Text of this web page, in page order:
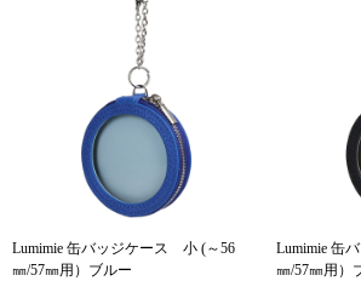
Lumimie 缶バッジケース 小 (～56
㎜/57㎜用）ブルー
Lumimie 缶
㎜/57㎜用）